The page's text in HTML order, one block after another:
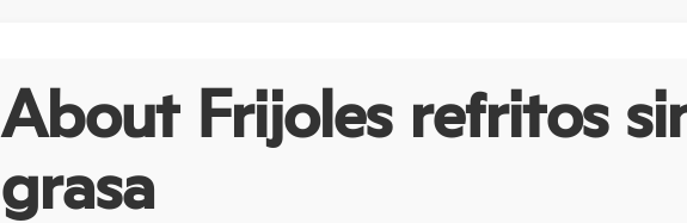
About Frijoles refritos
grasa